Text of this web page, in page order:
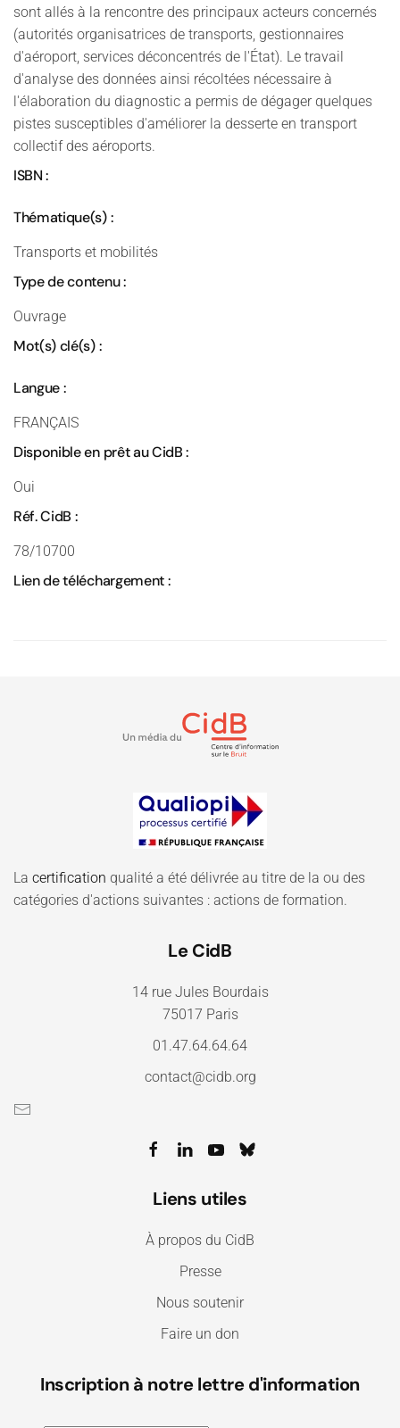
sont allés à la rencontre des principaux acteurs concernés
(autorités organisatrices de transports, gestionnaires
d'aéroport, services déconcentrés de l'État). Le travail
d'analyse des données ainsi récoltées nécessaire à
l'élaboration du diagnostic a permis de dégager quelques
pistes susceptibles d'améliorer la desserte en transport
collectif des aéroports.
ISBN :
Thématique(s) :
Transports et mobilités
Type de contenu :
Ouvrage
Mot(s) clé(s) :
Langue :
FRANÇAIS
Disponible en prêt au CidB :
Oui
Réf. CidB :
78/10700
Lien de téléchargement :
La certification qualité a été délivrée au titre de la ou des
catégories d'actions suivantes : actions de formation.
Le CidB
14 rue Jules Bourdais
75017 Paris
01.47.64.64.64
contact@cidb.org
Liens utiles
À propos du CidB
Presse
Nous soutenir
Faire un don
Inscription à notre lettre d'information